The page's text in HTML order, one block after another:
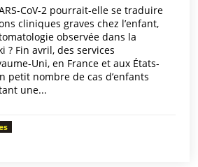
CoV-2 pourrait-elle se traduire
cliniques graves chez l’enfant,
observée dans la
? Fin avril, des services
Uni, en France et aux États-
petit nombre de cas d’enfants
une...